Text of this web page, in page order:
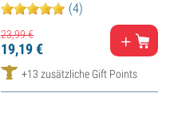
(4)
23,99€
19,19€
+13 zusätzliche Gift Points